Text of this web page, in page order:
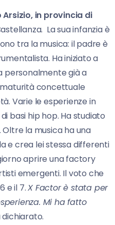
Arsizio, in provincia di
La sua infanzia è
tra la musica: il padre è
Ha iniziato a
personalmente già a
concettuale
Varie le esperienze in
basi hip hop. Ha studiato
la musica ha una
e crea lei stessa differenti
aprire una factory
emergenti. Il voto che
e il 7.X Factor è stata per
Mi ha fatto
dichiarato.